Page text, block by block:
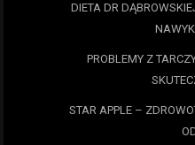
DIETA DR
PROBLEMY Z
STAR APPLE –